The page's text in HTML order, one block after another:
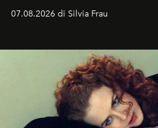
cognizione del tempo. Ma con
07.08.2026 di Silvia Frau